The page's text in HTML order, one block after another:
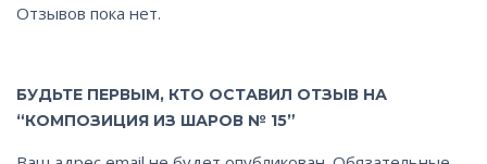
Отзывов пока нет.
БУДЬТЕ ПЕРВЫМ, КТО ОСТАВИЛ ОТЗЫВ НА
“КОМПОЗИЦИЯ ИЗ ШАРОВ № 15”